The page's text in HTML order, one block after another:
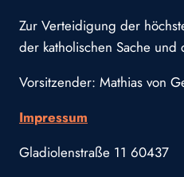
Zur Verteidigung der
der katholischen Sache
Vorsitzender: Mathias von
Impressum
Gladiolenstraße 11 60437